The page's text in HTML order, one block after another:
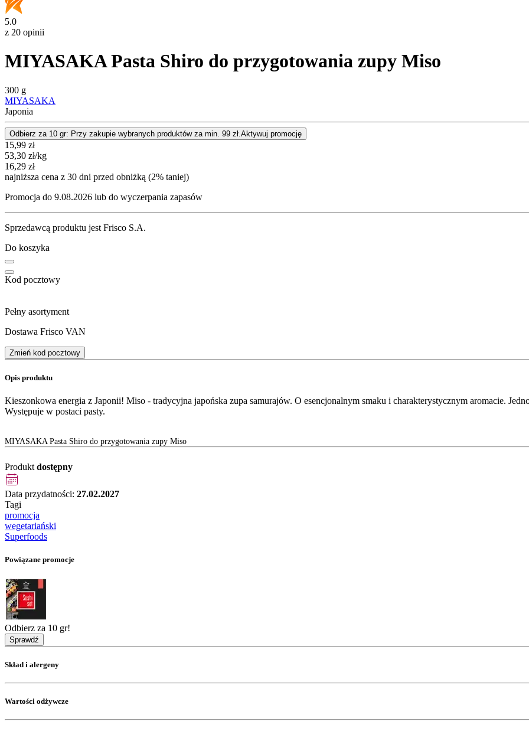
5.0
z 20 opinii
MIYASAKA Pasta Shiro do przygotowania zupy Miso
300 g
MIYASAKA
Japonia
Odbierz za 10 gr: Przy zakupie wybranych produktów za min. 99 zł. Aktywuj promocję
Cena promocyjna
15,99 zł
53,30 zł/kg
16,29 zł
najniższa cena z 30 dni przed obniżką (2% taniej)
Promocja do 9.08.2026 lub do wyczerpania zapasów
Sprzedawcą produktu jest Frisco S.A.
Do koszyka
Kod pocztowy
Pełny asortyment
Dostawa Frisco VAN
Zmień kod pocztowy
Opis produktu
Kieszonkowa energia z Japonii! Miso - tradycyjna japońska zupa samurajów. O esencjonalnym smaku i charakterystycznym aromacie.
Występuje w postaci pasty.
MIYASAKA Pasta Shiro do przygotowania zupy Miso
Produkt dostępny
Data przydatności: 27.02.2027
Tagi
promocja
wegetariański
Superfoods
Powiązane promocje
Odbierz za 10 gr!
Sprawdź
Skład i alergeny
Wartości odżywcze